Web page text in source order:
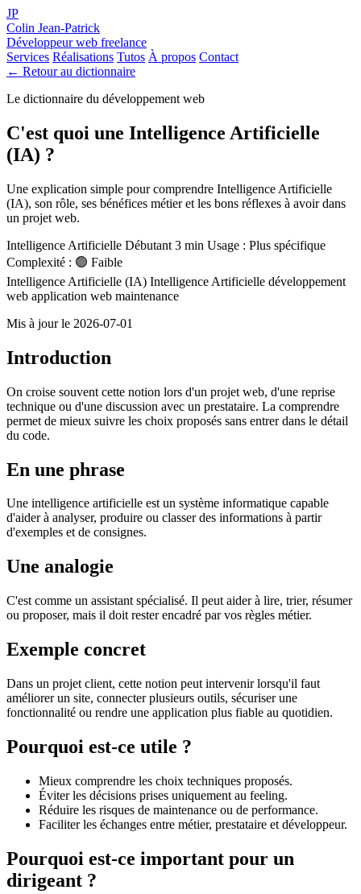
JP
Colin Jean-Patrick
Développeur web freelance
Services Réalisations Tutos À propos Contact
← Retour au dictionnaire
Le dictionnaire du développement web
C'est quoi une Intelligence Artificielle
(IA) ?
Une explication simple pour comprendre Intelligence Artificielle
(IA), son rôle, ses bénéfices métier et les bons réflexes à avoir dans
un projet web.
Intelligence Artificielle Débutant 3 min Usage : Plus spécifique
Complexité : 🟢 Faible
Intelligence Artificielle (IA) Intelligence Artificielle développement
web application web maintenance
Mis à jour le 2026-07-01
Introduction
On croise souvent cette notion lors d'un projet web, d'une reprise
technique ou d'une discussion avec un prestataire. La comprendre
permet de mieux suivre les choix proposés sans entrer dans le détail
du code.
En une phrase
Une intelligence artificielle est un système informatique capable
d'aider à analyser, produire ou classer des informations à partir
d'exemples et de consignes.
Une analogie
C'est comme un assistant spécialisé. Il peut aider à lire, trier, résumer
ou proposer, mais il doit rester encadré par vos règles métier.
Exemple concret
Dans un projet client, cette notion peut intervenir lorsqu'il faut
améliorer un site, connecter plusieurs outils, sécuriser une
fonctionnalité ou rendre une application plus fiable au quotidien.
Pourquoi est-ce utile ?
Mieux comprendre les choix techniques proposés.
Éviter les décisions prises uniquement au feeling.
Réduire les risques de maintenance ou de performance.
Faciliter les échanges entre métier, prestataire et développeur.
Pourquoi est-ce important pour un
dirigeant ?